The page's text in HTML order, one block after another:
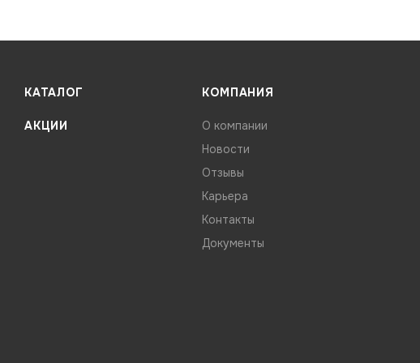
КАТАЛОГ
АКЦИИ
КОМПАНИЯ
О компании
Новости
Отзывы
Карьера
Контакты
Документы